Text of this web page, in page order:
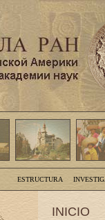
ESTRUCTURA
INICIO